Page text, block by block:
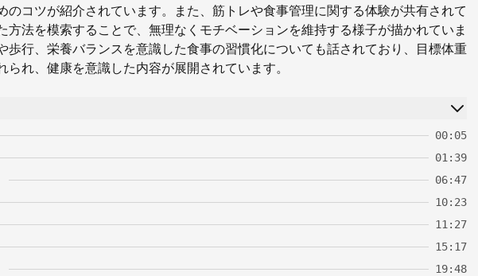
のコツが紹介されています。また、筋トレや食事管理に関する体験が共有されて
方法を模索することで、無理なくモチベーションを維持する様子が描かれていま
歩行、栄養バランスを意識した食事の習慣化についても話されており、目標体重
られ、健康を意識した内容が展開されています。
00:05
01:39
06:47
10:23
11:27
15:17
19:48